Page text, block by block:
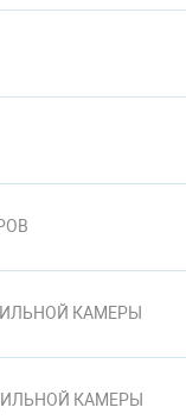
КАМЕРЫ
КАМЕРЫ